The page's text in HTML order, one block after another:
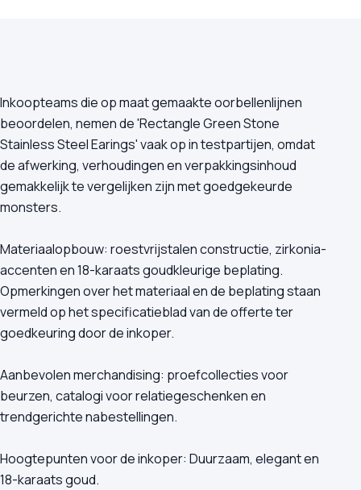
Inkoopteams die op maat gemaakte oorbellenlijnen
beoordelen, nemen de 'Rectangle Green Stone
Stainless Steel Earings' vaak op in testpartijen, omdat
de afwerking, verhoudingen en verpakkingsinhoud
gemakkelijk te vergelijken zijn met goedgekeurde
monsters.
Materiaalopbouw: roestvrijstalen constructie, zirkonia-
accenten en 18-karaats goudkleurige beplating.
Opmerkingen over het materiaal en de beplating staan
vermeld op het specificatieblad van de offerte ter
goedkeuring door de inkoper.
Aanbevolen merchandising: proefcollecties voor
beurzen, catalogi voor relatiegeschenken en
trendgerichte nabestellingen.
Hoogtepunten voor de inkoper: Duurzaam, elegant en
18-karaats goud.